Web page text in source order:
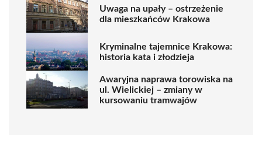
Uwaga na upały – ostrzeżenie
dla mieszkańców Krakowa
Kryminalne tajemnice Krakowa:
historia kata i złodzieja
Awaryjna naprawa torowiska na
ul. Wielickiej – zmiany w
kursowaniu tramwajów